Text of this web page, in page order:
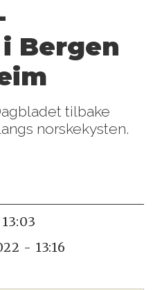
Bergen
tilbake
norskekysten.
- 13:16